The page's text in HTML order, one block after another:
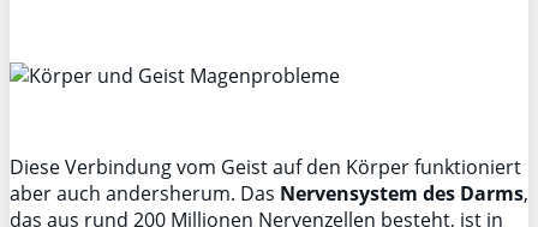
Diese Verbindung vom Geist auf den Körper funktioniert
aber auch andersherum. Das Nervensystem des Darms,
das aus rund 200 Millionen Nervenzellen besteht, ist in